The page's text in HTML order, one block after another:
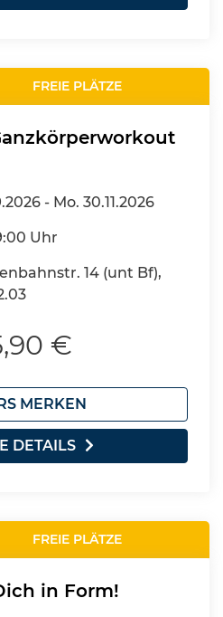
FREIE PLÄTZE
- Mo. 30.11.2026
Uhr
14 (unt Bf),
€
MERKEN
DETAILS
FREIE PLÄTZE
in Form!